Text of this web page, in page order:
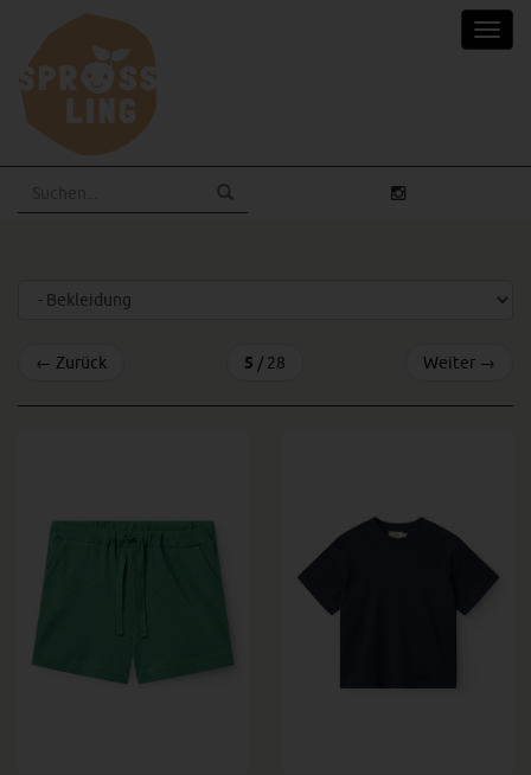
main
content
← Zurück 5 / 28 Weiter →